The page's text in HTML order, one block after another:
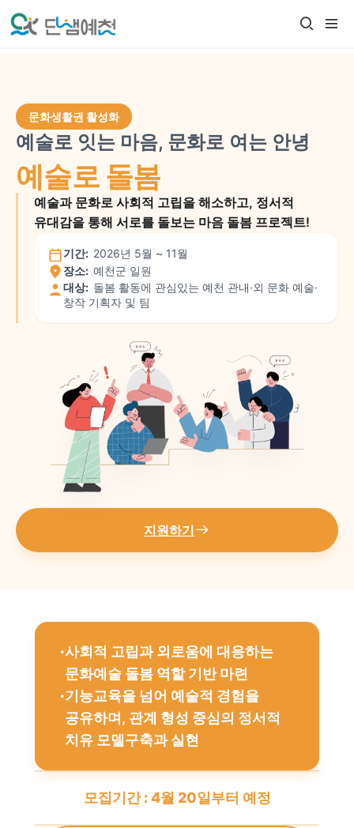
문화생활권 활성화
예술로 잇는 마음, 문화로 여는 안녕
예술로 돌봄
예술과 문화로 사회적 고립을 해소하고, 정서적
유대감을 통해 서로를 돌보는 마음 돌봄 프로젝트!
기간: 2026년 5월 ~ 11월
장소: 예천군 일원
대상: 돌봄 활동에 관심있는 예천 관내·외 문화 예술·
창작 기획자 및 팀
지원하기
·사회적 고립과 외로움에 대응하는
문화예술 돌봄 역할 기반 마련
·기능교육을 넘어 예술적 경험을
공유하며, 관계 형성 중심의 정서적
치유 모델구축과 실현
모집기간 : 4월 20일부터 예정